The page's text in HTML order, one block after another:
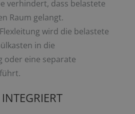
verhindert, dass belastete
Raum gelangt.
wird die belastete
in die
oder eine separate